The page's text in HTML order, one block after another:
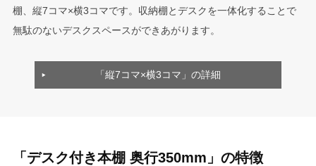
棚、縦7コマ×横3コマです。収納棚とデスクを一体化することで
無駄のないデスクスペースができあがります。
「縦7コマ×横3コマ」の詳細
「デスク付き本棚 奥行350mm」の特徴